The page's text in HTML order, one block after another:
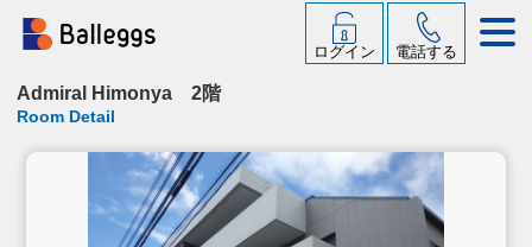
ログイン 電話する
Admiral Himonya 2階
Room Detail